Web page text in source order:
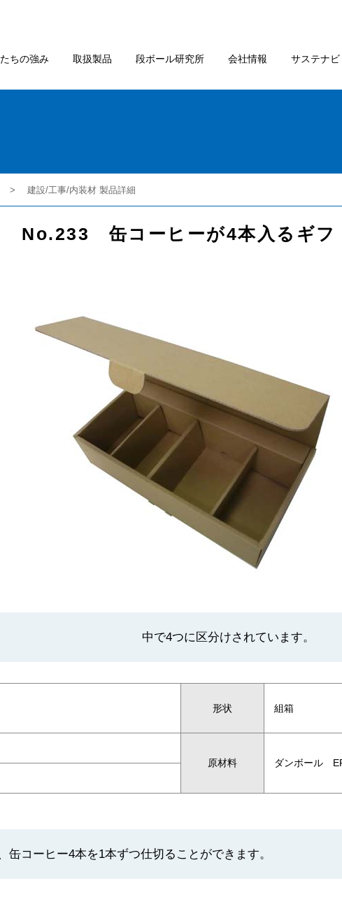
ちの強み 取扱製品 段ボール研究所 会社情報 サステナビ
建設/工事/内装材 製品詳細
No.233 缶コーヒーが4本入るギフ
中で4つに区分けされています。
形状 組箱
原材料
ダンボール
缶コーヒー4本を1本ずつ仕切ることができます。